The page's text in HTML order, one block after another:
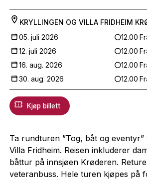
KRYLLINGEN OG VILLA FRIDHEIM
05. juli 2026
12.00
12. juli 2026
12.00
16. aug. 2026
12.00
30. aug. 2026
12.00
Kjøp billett
Ta rundturen ”Tog, båt og
Villa Fridheim. Reisen inkluderer
båttur på innsjøen Krøderen.
veteranbuss. Hele turen kjøpes på